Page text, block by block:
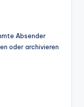
Absender
oder archivieren